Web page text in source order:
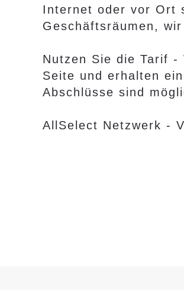
Internet oder vor Ort
Geschäftsräumen,
Nutzen Sie die Tarif -
Seite und erhalten
Abschlüsse sind
AllSelect Netzwerk -